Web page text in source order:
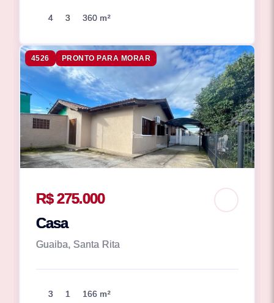
4 3 360 m²
4526 PRONTO PARA MORAR
R$ 275.000
Casa
Guaiba, Santa Rita
3 1 166 m²